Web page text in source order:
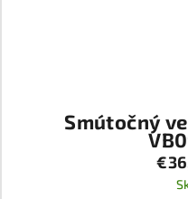
Smútočný